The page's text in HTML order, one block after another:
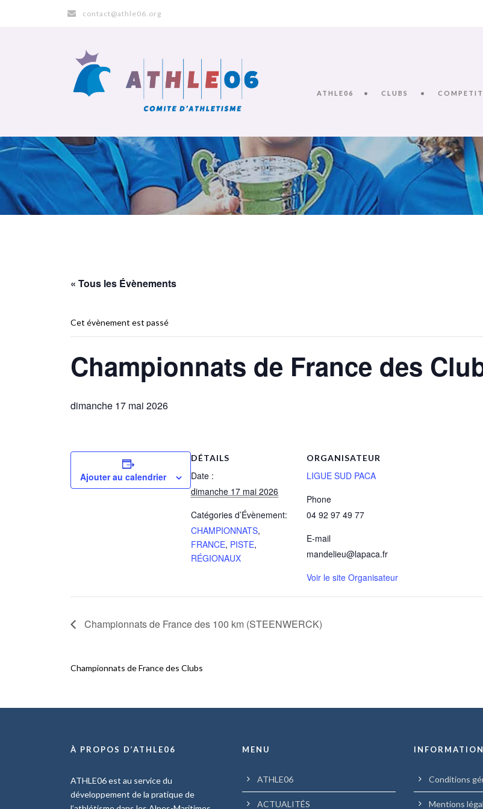
contact@athle06.org
ATHLE06 CLUBS
« Tous les Évènements
Cet évènement est passé
Championnats de France des
dimanche 17 mai 2026
Ajouter au calendrier
DÉTAILS
Date :
dimanche 17 mai 2026
Catégories d’Évènement:
CHAMPIONNATS,
FRANCE, PISTE,
RÉGIONAUX
ORGANISATEUR
LIGUE SUD PACA
Phone
04 92 97 49 77
E-mail
mandelieu@lapaca.fr
Voir le site Organisateur
Championnats de France des 100 km (STEENWERCK)
Championnats de France des Clubs
À PROPOS D’ATHLE06
ATHLE06 est au service du
développement de la pratique de
MENU
ATHLE06
ACTUALITÉS
Conditions
Mentions